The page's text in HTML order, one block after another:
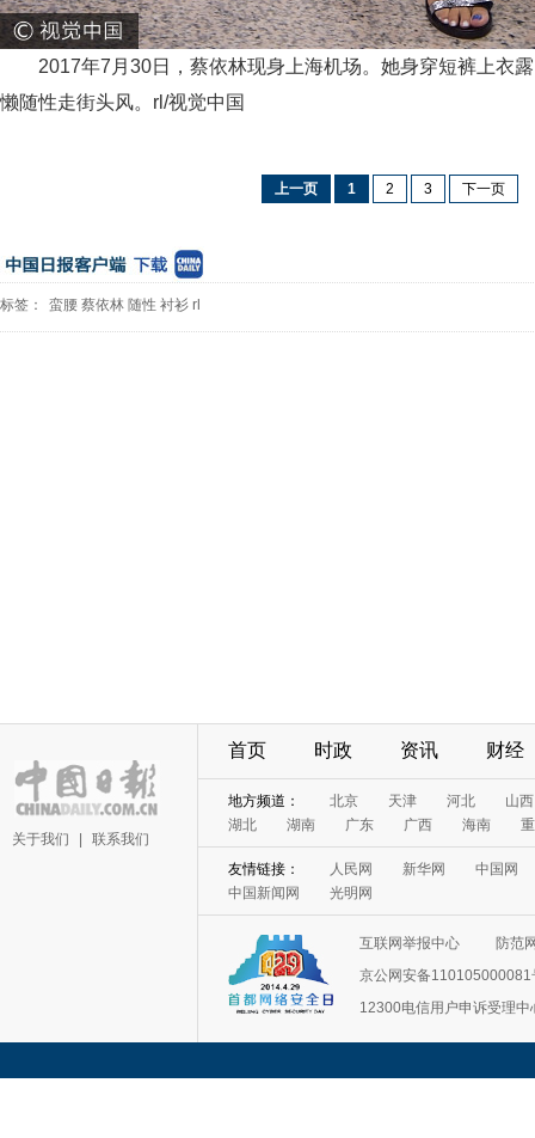
2017年7月30日，蔡依林现身上海机场。她身穿短裤上衣
懒随性走街头风。rl/视觉中国
上一页 1 2 3 下一页
标签： 蛮腰 蔡依林 随性 衬衫 rl
关于我们 联系我们
首页 时政 资讯 财经
地方频道： 北京 天津 河北
山西
湖北
湖南 广东 广西 海南
友情链接： 人民网 新华网
中国网
中国新闻网
光明网
互联网举报中心
防范
京公网安备110105000081
12300电信用户申诉受理中